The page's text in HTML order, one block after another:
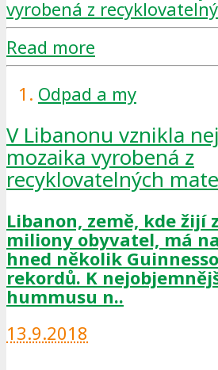
Read more
Odpad a my
V Libanonu vznikla
mozaika vyrobená z
recyklovatelných
Libanon, země, kde žijí
miliony obyvatel, má
hned několik
rekordů. K
hummusu n..
13.9.2018